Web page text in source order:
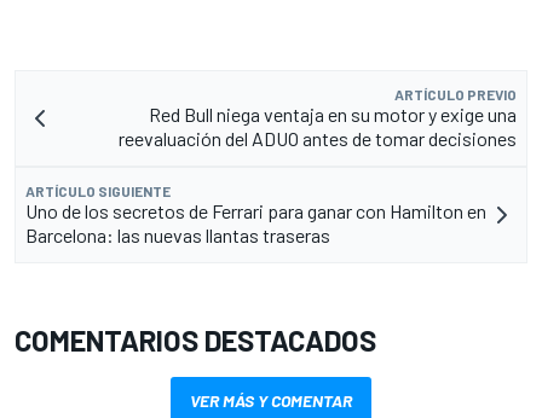
ARTÍCULO PREVIO
Red Bull niega ventaja en su motor y exige una
reevaluación del ADUO antes de tomar decisiones
ARTÍCULO SIGUIENTE
Uno de los secretos de Ferrari para ganar con Hamilton en
Barcelona: las nuevas llantas traseras
COMENTARIOS DESTACADOS
VER MÁS Y COMENTAR